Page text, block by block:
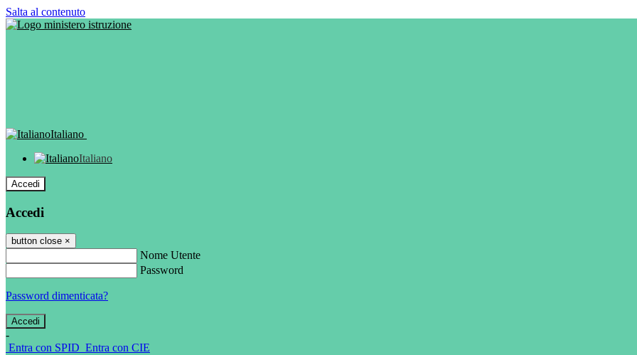
Salta al contenuto
Italiano
Italiano
Accedi
Accedi
button close ×
Nome Utente
Password
Password dimenticata?
-
Entra con SPID Entra con CIE